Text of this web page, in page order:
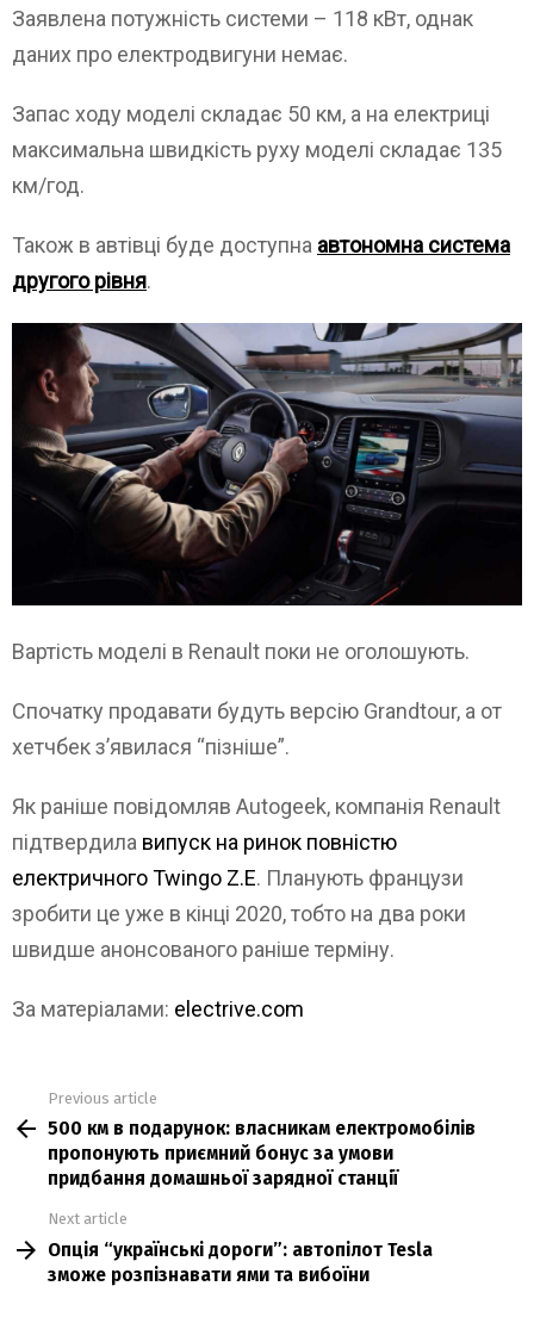
Заявлена потужність системи – 118 кВт, однак
даних про електродвигуни немає.
Запас ходу моделі складає 50 км, а на електриці
максимальна швидкість руху моделі складає 135
км/год.
Також в автівці буде доступна автономна система
другого рівня.
Вартість моделі в Renault поки не оголошують.
Спочатку продавати будуть версію Grandtour, а от
хетчбек з’явилася “пізніше”.
Як раніше повідомляв Autogeek, компанія Renault
підтвердила випуск на ринок повністю
електричного Twingo Z.E. Планують французи
зробити це уже в кінці 2020, тобто на два роки
швидше анонсованого раніше терміну.
За матеріалами: electrive.com
more
Previous article
500 км в подарунок: власникам електромобілів
пропонують приємний бонус за умови
придбання домашньої зарядної станції
Next article
Опція “українські дороги”: автопілот Tesla
зможе розпізнавати ями та вибоїни